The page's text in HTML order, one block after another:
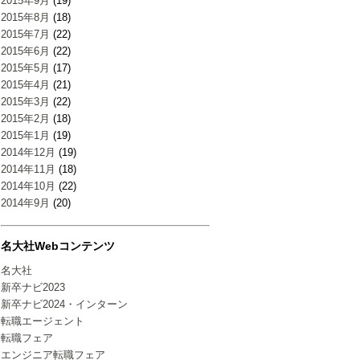
2015年8月 (18)
2015年7月 (22)
2015年6月 (22)
2015年5月 (17)
2015年4月 (21)
2015年3月 (22)
2015年2月 (18)
2015年1月 (19)
2014年12月 (19)
2014年11月 (18)
2014年10月 (22)
2014年9月 (20)
名大社Webコンテンツ
名大社
新卒ナビ2023
新卒ナビ2024・インターン
転職エージェント
転職フェア
エンジニア転職フェア